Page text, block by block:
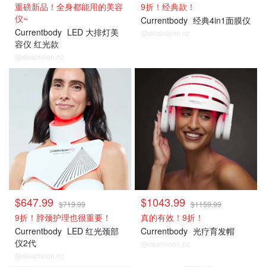
重磅新品！全身都能用的美容
仪~
Currentbody LED 大排灯美
容仪 红光款
@dealmoon.nz
9折！经典款！
Currentbody 经典4in1面膜仪
@dealmoon.nz
$647.99 $719.99
9折！脖颈护理也很重要！
Currentbody LED 红光颈部
仪2代
@dealmoon.nz
$1043.99 $1159.99
真的有效！9折！
Currentbody 光疗育发帽
@dealmoon.nz